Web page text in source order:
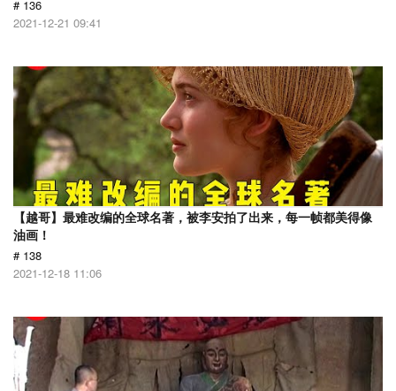
# 136
2021-12-21 09:41
【越哥】最难改编的全球名著，被李安拍了出来，每一帧都美得像
油画！
# 138
2021-12-18 11:06